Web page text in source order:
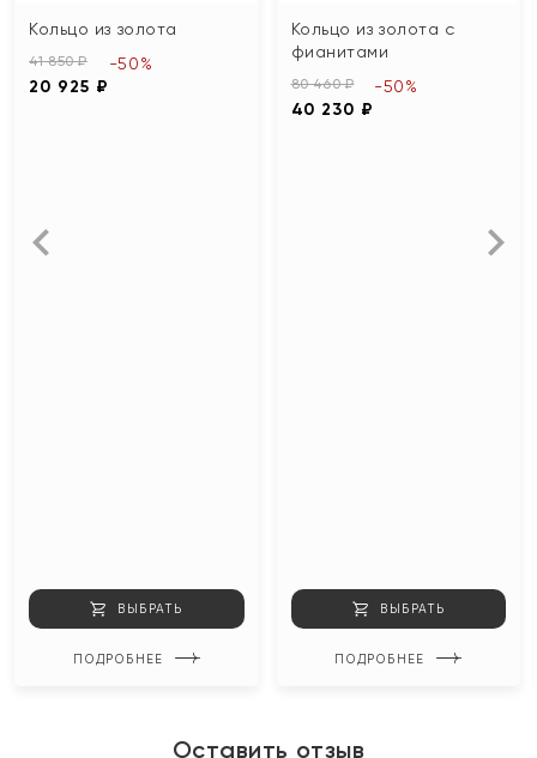
Кольцо из золота
41 850 ₽
20 925 ₽
-50%
ВЫБРАТЬ
ПОДРОБНЕЕ
Кольцо из золота с
фианитами
80 460 ₽
40 230 ₽
-50%
ВЫБРАТЬ
ПОДРОБНЕЕ
Оставить отзыв